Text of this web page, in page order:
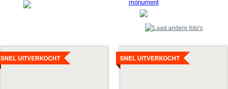
monument
SNEL UITVERKOCHT
Details
bekijken SNEL UITVERKOCHT
Details
bekijken